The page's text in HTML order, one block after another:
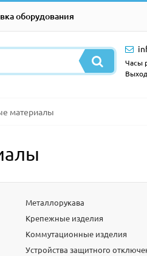
оборудования
Часы
материалы
Металлорукава
Крепежные изделия
Коммутационные изделия
Устройства защитного